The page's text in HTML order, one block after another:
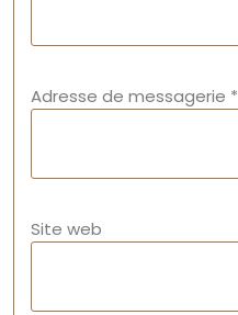
Adresse de messagerie *
Site web